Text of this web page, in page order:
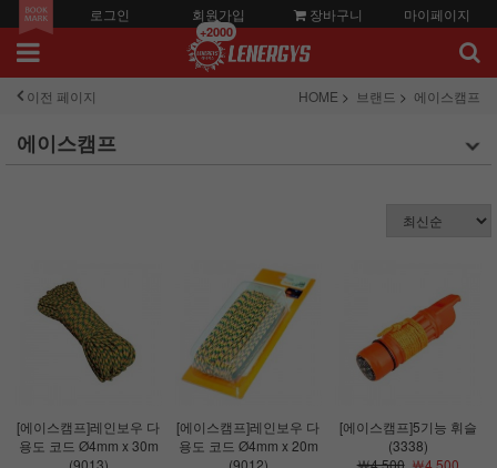
로그인 회원가입
+2000
장바구니 마이페이지
이전 페이지 HOME 브랜드 에이스캠프
에이스캠프
[에이스캠프]레인보우 다
용도 코드 Ø4mm x 30m
(9013)
[에이스캠프]레인보우 다
용도 코드 Ø4mm x 20m
(9012)
[에이스캠프]5기능 휘슬
(3338)
￦4,500￦4,500